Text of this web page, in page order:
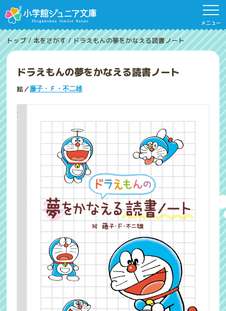
メニュー
トップ /本をさがす /ドラえもんの夢をかなえる読書ノート
ドラえもんの夢をかなえる読書ノート
絵／藤子・Ｆ・不二雄